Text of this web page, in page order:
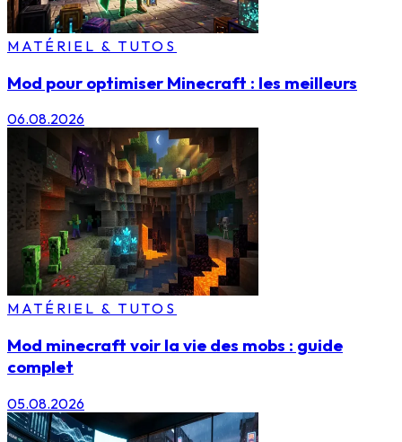
MATÉRIEL & TUTOS
Mod pour optimiser Minecraft : les meilleurs
06.08.2026
MATÉRIEL & TUTOS
Mod minecraft voir la vie des mobs : guide
complet
05.08.2026